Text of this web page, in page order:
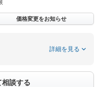
価格変更をお知らせ
詳細を見る
相談する